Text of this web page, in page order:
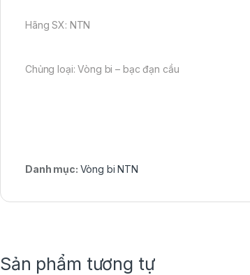
Hãng SX: NTN
Chủng loại: Vòng bi – bạc đạn cầu
Danh mục: Vòng bi NTN
Sản phẩm tương tự